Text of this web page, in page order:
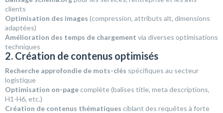
clients
Optimisation des images (compression, attributs alt, dimensions
adaptées)
Amélioration des temps de chargement via diverses optimisations
techniques
2. Création de contenus optimisés
Recherche approfondie de mots-clés spécifiques au secteur
logistique
Optimisation on-pagecomplète (balises title, meta descriptions,
H1-H6, etc.)
Création de contenus thématiques ciblant des requêtes à forte